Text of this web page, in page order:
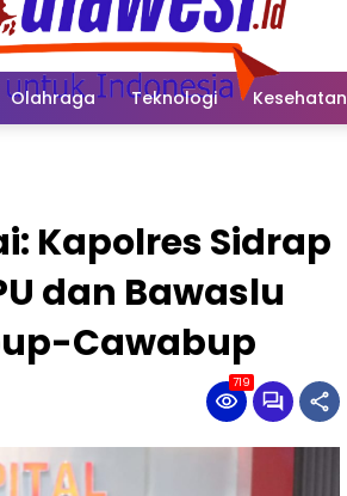
Olahraga Teknologi Kesehatan
Kapolres Sidrap
dan Bawaslu
Cawabup
719